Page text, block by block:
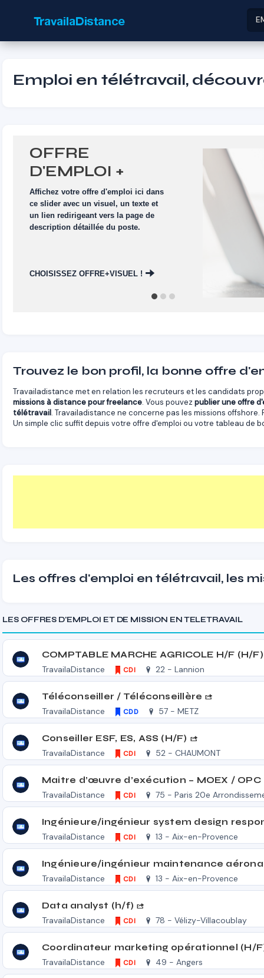
Emploi en télétravail,
OFFRE
D'EMPLOI +
VISUEL
Affichez votre offre d'emploi ici dans
ce slider avec un visuel, un texte et
un lien redirigeant vers la page de
description détaillée du poste.
CHOISISSEZ OFFRE+VISUEL !
Trouvez le bon profil, la bonne offre
Travailadistance met en relation les recruteurs et les candidats
missions à distance pour freelance. Vous pouvez publier une offre
télétravail. Travailadistance ne concerne pas les missions offshore.
Un simple clic suffit depuis votre offre d'emploi ou votre tableau de
Les offres d'emploi en télétravail, les
LES OFFRES D'EMPLOI ET DE MISSION EN TELETRAVAIL
COMPTABLE MARCHE AGRICOLE H/F (H/F)
TravailaDistance
CDI 22 - Lannion
Téléconseiller / Téléconseillère
TravailaDistance
CDD 57 - METZ
Conseiller ESF, ES, ASS (H/F)
TravailaDistance
CDI 52 - CHAUMONT
Maitre d’œuvre d’exécution – MOEX / OPC
TravailaDistance
CDI 75 - Paris 20e
TravailaDistance CDI 13 - Aix-en-Provence
TravailaDistance CDI 13 - Aix-en-Provence
Data analyst (h/f)
TravailaDistance
CDI 78 - Vélizy-Villacoublay
Coordinateur marketing opérationnel (H/
TravailaDistance
CDI 49 - Angers